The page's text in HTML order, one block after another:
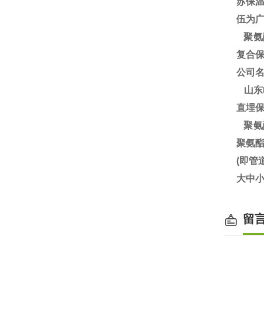
伍为
聚氨
复合
公司
山东
直埋
聚氨
聚氨
(即管
大中
留